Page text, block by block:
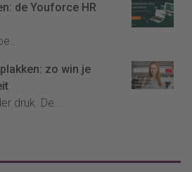
de Youforce HR
zo win je
druk. De...